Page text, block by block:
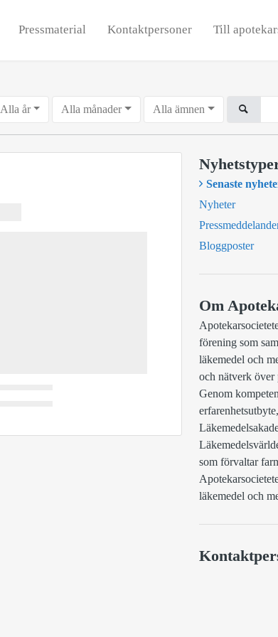
Pressmaterial Kontaktpersoner Till
Alla år Alla månader Alla ämnen
Senaste
Nyheter
Bloggposter
Om
förening som
läkemedel och
och nätverk över
Genom
som förvaltar
läkemedel och